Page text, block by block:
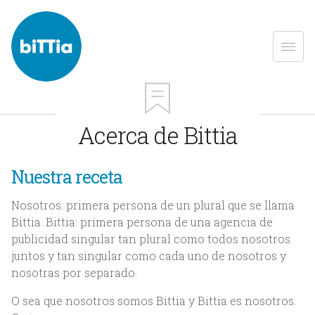
Acerca de Bittia
Nuestra receta
Nosotros: primera persona de un plural que se llama
Bittia. Bittia: primera persona de una agencia de
publicidad singular tan plural como todos nosotros
juntos y tan singular como cada uno de nosotros y
nosotras por separado.
O sea que nosotros somos Bittia y Bittia es nosotros.